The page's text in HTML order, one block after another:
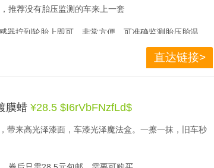
推荐没有胎压监测的车来上一套
拧到轮胎上即可，非常方便，可准确监测胎压胎温，
世面上各类车型，传感器的电池寿命为3-5年，检测器有
直达链接>
膜蜡 ¥28.5 $I6rVbFNzfLd$
带来高光泽漆面，车漆光泽魔法盒。一擦一抹，旧车秒